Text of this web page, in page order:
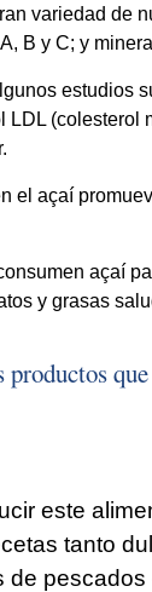
variedad de
B y C; y
estudios
(colesterol
el açaí
açaí
y grasas
este
tanto